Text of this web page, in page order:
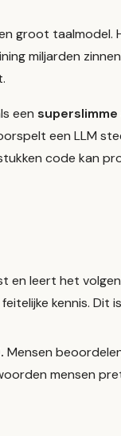
groot taalmodel.
miljarden
een
een LLM
code kan
en leert het
kennis. Dit
Mensen
mensen